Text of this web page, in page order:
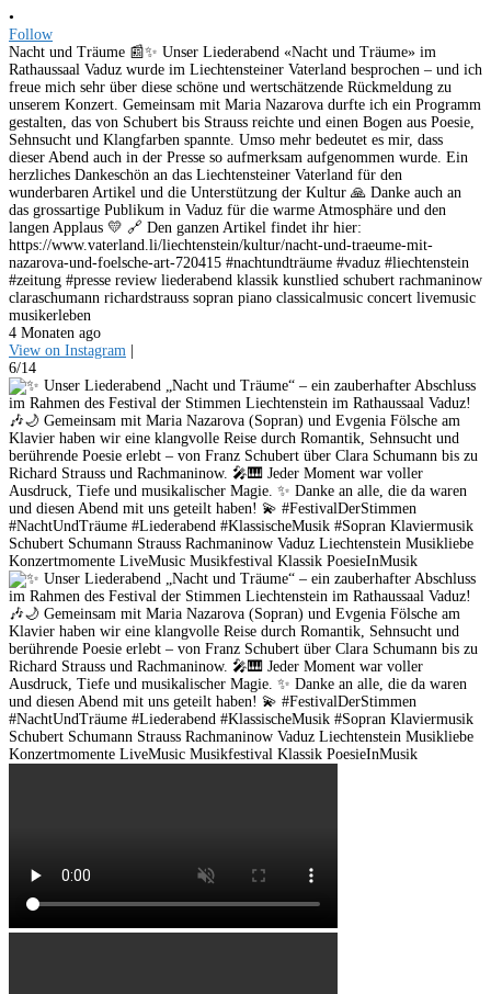
•
Follow
Nacht und Träume 📰✨ Unser Liederabend «Nacht und Träume» im
Rathaussaal Vaduz wurde im Liechtensteiner Vaterland besprochen – und ich
freue mich sehr über diese schöne und wertschätzende Rückmeldung zu
unserem Konzert. Gemeinsam mit Maria Nazarova durfte ich ein Programm
gestalten, das von Schubert bis Strauss reichte und einen Bogen aus Poesie,
Sehnsucht und Klangfarben spannte. Umso mehr bedeutet es mir, dass
dieser Abend auch in der Presse so aufmerksam aufgenommen wurde. Ein
herzliches Dankeschön an das Liechtensteiner Vaterland für den
wunderbaren Artikel und die Unterstützung der Kultur 🙏 Danke auch an
das grossartige Publikum in Vaduz für die warme Atmosphäre und den
langen Applaus 💛 🔗 Den ganzen Artikel findet ihr hier:
https://www.vaterland.li/liechtenstein/kultur/nacht-und-traeume-mit-
nazarova-und-foelsche-art-720415 #nachtundträume #vaduz #liechtenstein
#zeitung #presse review liederabend klassik kunstlied schubert rachmaninow
claraschumann richardstrauss sopran piano classicalmusic concert livemusic
musikerleben
4 Monaten ago
View on Instagram
6/14